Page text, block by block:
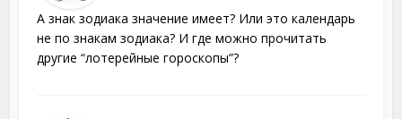
А знак зодиака значение имеет? Или это календарь
не по знакам зодиака? И где можно прочитать
другие “лотерейные гороскопы”?